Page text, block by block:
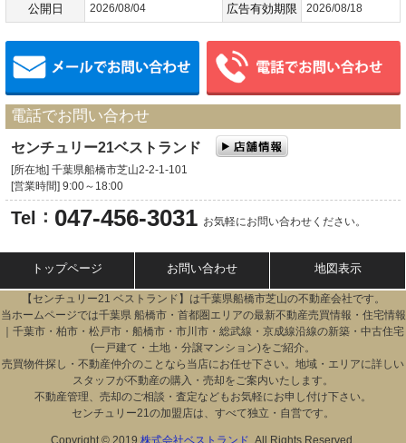
公開日 2026/08/04 広告有効期限 2026/08/18
メールでお問い合わせ
電話でお問い合わせ
センチュリー21ベストランド
[所在地] 千葉県船橋市芝山2-2-1-101
[営業時間] 9:00～18:00
Tel ： 047-456-3031 お気軽にお問い合わせください。
トップページ お問い合わせ 地図表示
【センチュリー21 ベストランド】は千葉県船橋市芝山の不動産会社です。
当ホームページでは千葉県 船橋市・首都圏エリアの最新不動産売買情報・住宅情報
｜千葉市・柏市・松戸市・船橋市・市川市・総武線・京成線沿線の新築・中古住宅
(一戸建て・土地・分譲マンション)をご紹介。
売買物件探し・不動産仲介のことなら当店にお任せ下さい。地域・エリアに詳しい
スタッフが不動産の購入・売却をご案内いたします。
不動産管理、売却のご相談・査定などもお気軽にお申し付け下さい。
センチュリー21の加盟店は、すべて独立・自営です。
Copyright © 2019 株式会社ベストランド . All Rights Reserved.